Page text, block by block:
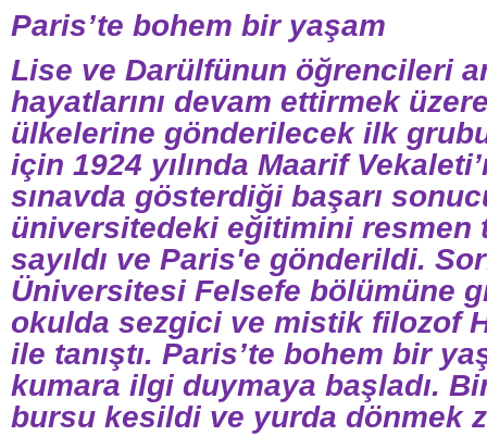
Paris’te bohem bir yaşam
Lise ve Darülfünun öğrencileri
hayatlarını devam ettirmek
ülkelerine gönderilecek ilk
için 1924 yılında Maarif
sınavda gösterdiği başarı
üniversitedeki eğitimini resmen
sayıldı ve Paris'e gönderildi.
Üniversitesi Felsefe bölümüne
okulda sezgici ve mistik filozof
ile tanıştı. Paris’te bohem bir
kumara ilgi duymaya başladı.
bursu kesildi ve yurda dönmek